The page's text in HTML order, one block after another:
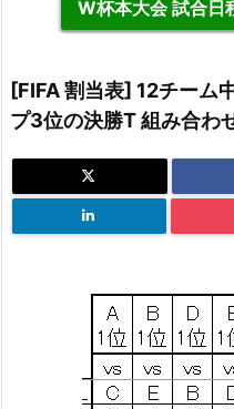
W杯本大会 試合日
[FIFA 割当表] 12チーム
プ3位の決勝T 組み合わ